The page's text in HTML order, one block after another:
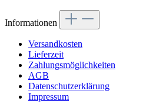
Informationen
Versandkosten
Lieferzeit
Zahlungsmöglichkeiten
AGB
Datenschutzerklärung
Impressum